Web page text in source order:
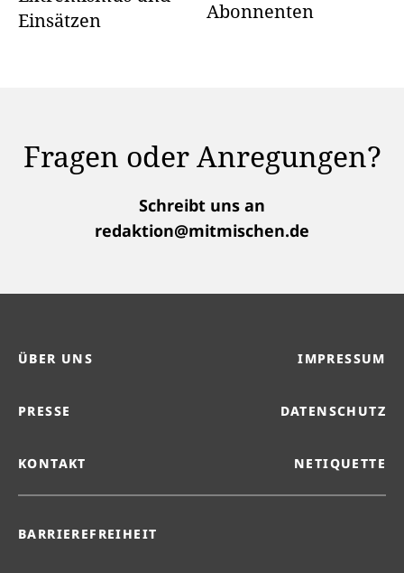
Einsätzen
Abonnenten
Fragen oder Anregungen?
Schreibt uns an
redaktion@mitmischen.de
ÜBER UNS IMPRESSUM
PRESSE DATENSCHUTZ
KONTAKT NETIQUETTE
BARRIEREFREIHEIT